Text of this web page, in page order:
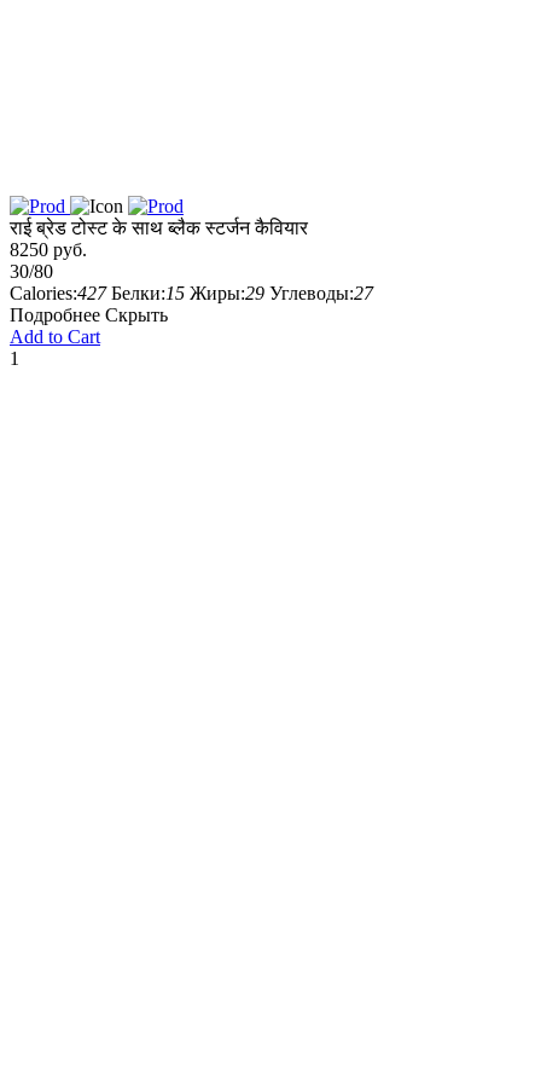
राई ब्रेड टोस्ट के साथ ब्लैक स्टर्जन कैवियार
8250 руб.
30/80
Calories:427 Белки:15 Жиры:29 Углеводы:27
Подробнее Скрыть
Add to Cart
1